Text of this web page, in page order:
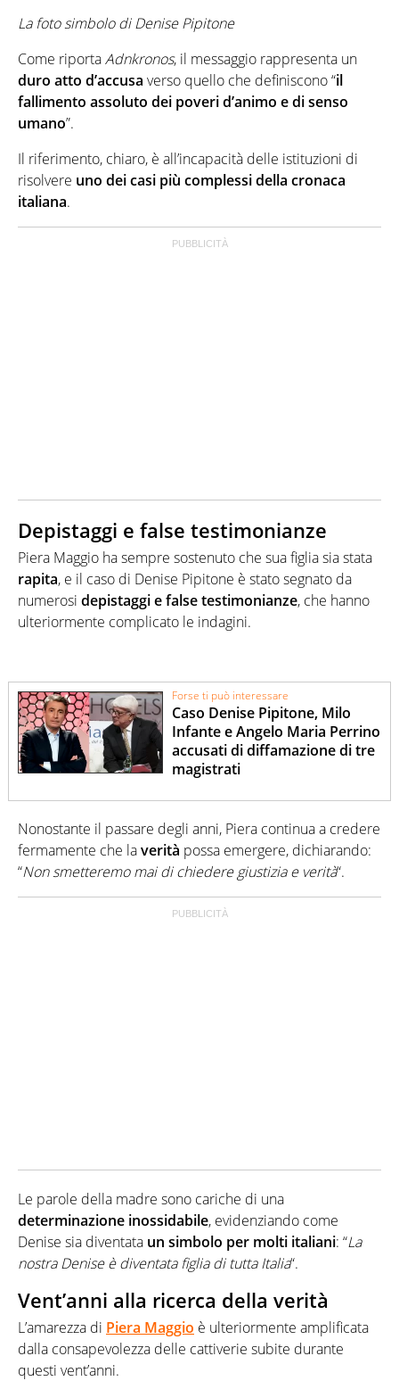
La foto simbolo di Denise Pipitone
Come riportaAdnkronos, il messaggio rappresenta un
duro atto d’accusa verso quello che definiscono “il
fallimento assoluto dei poveri d’animo e di senso
umano”.
Il riferimento, chiaro, è all’incapacità delle istituzioni di
risolvere uno dei casi più complessi della cronaca
italiana.
Depistaggi e false testimonianze
Piera Maggio ha sempre sostenuto che sua figlia sia stata
rapita, e il caso di Denise Pipitone è stato segnato da
numerosi depistaggi e false testimonianze, che hanno
ulteriormente complicato le indagini.
Forse ti può interessare
Caso Denise Pipitone, Milo
Infante e Angelo Maria Perrino
accusati di diffamazione di tre
magistrati
Nonostante il passare degli anni, Piera continua a credere
fermamente che laverità possa emergere, dichiarando:
“Non smetteremo mai di chiedere giustizia e verità“.
Le parole della madre sono cariche di una
determinazione inossidabile, evidenziando come
Denise sia diventata un simbolo per molti italiani: “La
nostra Denise è diventata figlia di tutta Italia“.
Vent’anni alla ricerca della verità
L’amarezza di Piera Maggio è ulteriormente amplificata
dalla consapevolezza delle cattiverie subite durante
questi vent’anni.